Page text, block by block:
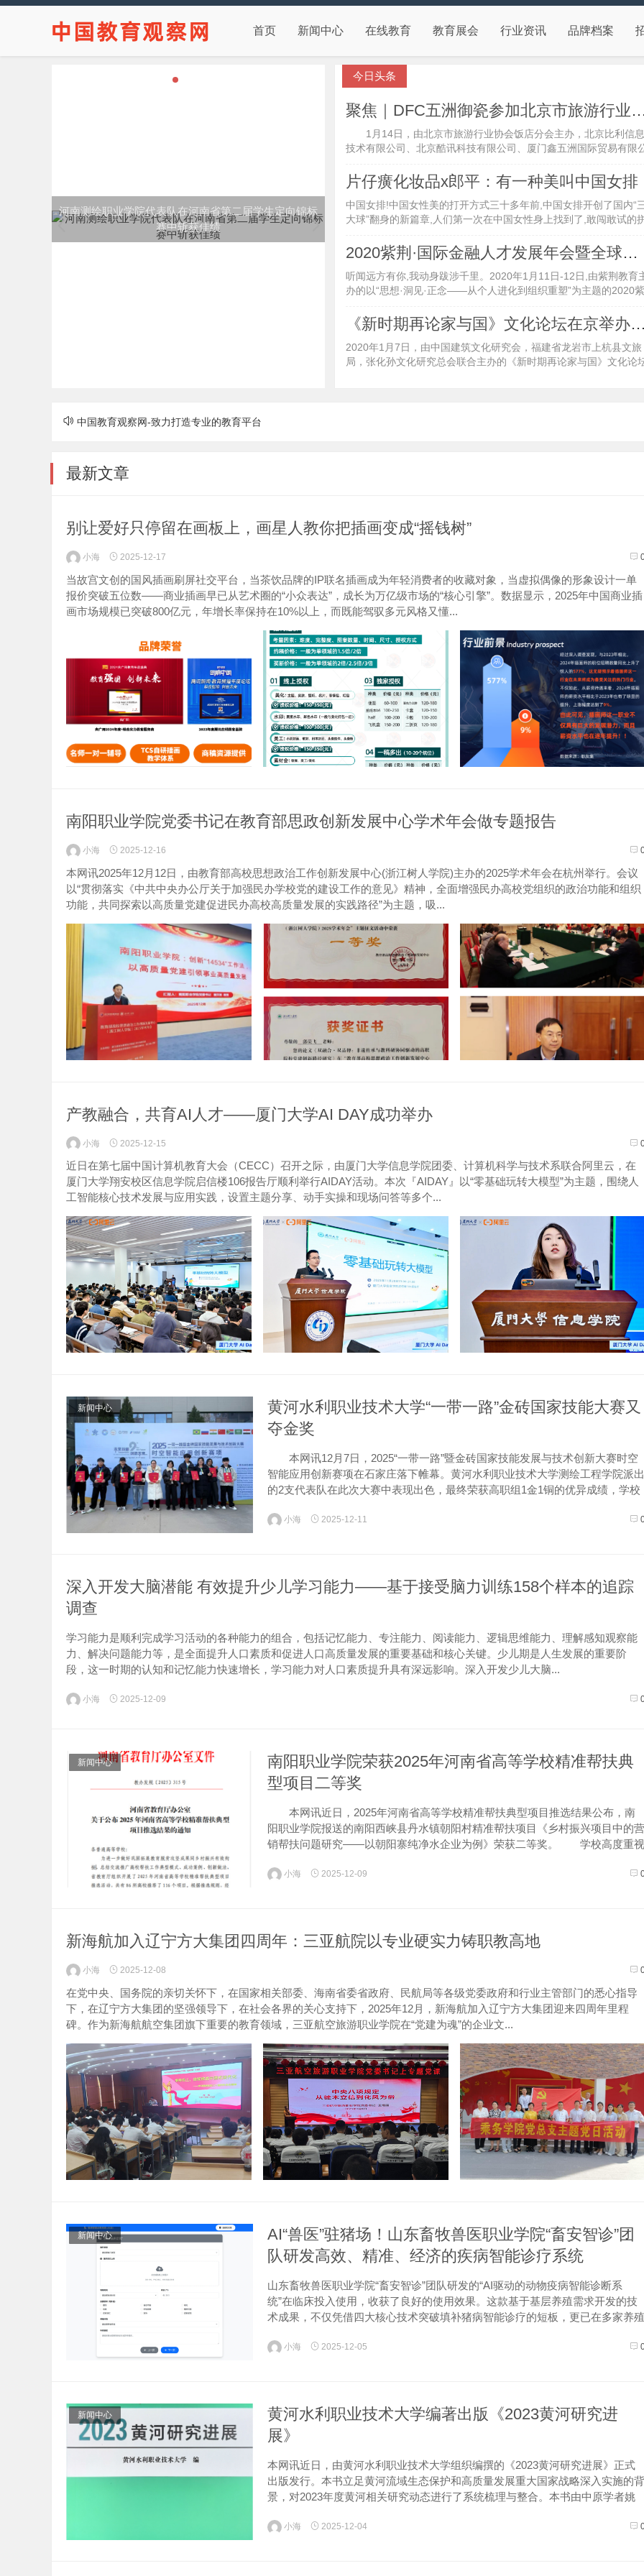
首页 新闻中心 在线教育 教育展会 行业资讯 品牌档案
天作双星，创新赋能，飞利浦双子星商用显示器助力行
业用户数字化转型！
第十届职业院校信息化教学改革与创新发展论坛在河南
新乡举行
今日头条
聚焦｜DFC五洲御瓷参加北京市旅
1月14日，由北京市旅游行业协会饭店分会主办，北京比利信息
技术有限公司、北京酷讯科技有限公司、厦门鑫五洲国际贸易有限
片仔癀化妆品x郎平：有一种美叫中国女排
中国女排!中国女性美的打开方式三十多年前,中国女排开创了国内“
大球”翻身的新篇章,人们第一次在中国女性身上找到了,敢闯敢试的
2020紫荆·国际金融人才发展年会暨全球校友年会圆满举行
听闻远方有你,我动身跋涉千里。2020年1月11日-12日,由紫荆教育
办的以“思想·洞见·正念——从个人进化到组织重塑”为主题的2020紫
《新时期再论家与国》文化论坛在京举办 福
2020年1月7日，由中国建筑文化研究会，福建省龙岩市上杭县文旅
局，张化孙文化研究总会联合主办的《新时期再论家与国》文化论
中国教育观察网-致力打造专业的教育平台
最新文章
别让爱好只停留在画板上，画星人教你把插画变成“摇钱树”
小海 2025-12-17
当故宫文创的国风插画刷屏社交平台，当茶饮品牌的IP联名插画成为年轻消费者的收藏对象，当虚拟偶像的形象设计一单
报价突破五位数——商业插画早已从艺术圈的“小众表达”，成长为万亿级市场的“核心引擎”。数据显示，2025年中国商业插
画市场规模已突破800亿元，年增长率保持在10%以上，而既能驾驭多元风格又懂...
南阳职业学院党委书记在教育部思政创新发展中心学术年会做专题报告
小海 2025-12-16
本网讯2025年12月12日，由教育部高校思想政治工作创新发展中心(浙江树人学院)主办的2025学术年会在杭州举行。会议
以“贯彻落实《中共中央办公厅关于加强民办学校党的建设工作的意见》精神，全面增强民办高校党组织的政治功能和组织
功能，共同探索以高质量党建促进民办高校高质量发展的实践路径”为主题，吸...
产教融合，共育AI人才——厦门大学AI DAY成功举办
小海 2025-12-15
近日在第七届中国计算机教育大会（CECC）召开之际，由厦门大学信息学院团委、计算机科学与技术系联合阿里云，在
厦门大学翔安校区信息学院启信楼106报告厅顺利举行AIDAY活动。本次『AIDAY』以“零基础玩转大模型”为主题，围绕人
工智能核心技术发展与应用实践，设置主题分享、动手实操和现场问答等多个...
黄河水利职业技术大学“一带一路”金砖国家技能大赛又
夺金奖
新闻中心
本网讯12月7日，2025“一带一路”暨金砖国家技能发展与技术创新大赛时空
智能应用创新赛项在石家庄落下帷幕。黄河水利职业技术大学测绘工程学院派出
的2支代表队在此次大赛中表现出色，最终荣获高职组1金1铜的优异成绩，学校
赛事...
小海 2025-12-11
​深入开发大脑潜能 有效提升少儿学习能力——基于接受脑力训练158个样本的追踪
调查
学习能力是顺利完成学习活动的各种能力的组合，包括记忆能力、专注能力、阅读能力、逻辑思维能力、理解感知观察能
力、解决问题能力等，是全面提升人口素质和促进人口高质量发展的重要基础和核心关键。少儿期是人生发展的重要阶
段，这一时期的认知和记忆能力快速增长，学习能力对人口素质提升具有深远影响。深入开发少儿大脑...
小海 2025-12-09
南阳职业学院荣获2025年河南省高等学校精准帮扶典
型项目二等奖
新闻中心
本网讯近日，2025年河南省高等学校精准帮扶典型项目推选结果公布，南
阳职业学院报送的南阳西峡县丹水镇朝阳村精准帮扶项目《乡村振兴项目中的营
销帮扶问题研究——以朝阳寨纯净水企业为例》荣获二等奖。 学校高度重视
化、专业化、可...
小海 2025-12-09
新海航加入辽宁方大集团四周年：三亚航院以专业硬实力铸职教高地
小海 2025-12-08
在党中央、国务院的亲切关怀下，在国家相关部委、海南省委省政府、民航局等各级党委政府和行业主管部门的悉心指导
下，在辽宁方大集团的坚强领导下，在社会各界的关心支持下，2025年12月，新海航加入辽宁方大集团迎来四周年里程
碑。作为新海航航空集团旗下重要的教育领域，三亚航空旅游职业学院在“党建为魂”的企业文...
AI“兽医”驻猪场！山东畜牧兽医职业学院“畜安智诊”团
队研发高效、精准、经济的疾病智能诊疗系统
新闻中心
山东畜牧兽医职业学院“畜安智诊”团队研发的“AI驱动的动物疫病智能诊断系
统”在临床投入使用，收获了良好的使用效果。这款基于基层养殖需求开发的技
术成果，不仅凭借四大核心技术突破填补猪病智能诊疗的短板，更已在多家养殖
方案。01基层...
小海 2025-12-05
黄河水利职业技术大学编著出版《2023黄河研究进
展》
新闻中心
本网讯近日，由黄河水利职业技术大学组织编撰的《2023黄河研究进展》正式
出版发行。本书立足黄河流域生态保护和高质量发展重大国家战略深入实施的背
景，对2023年度黄河相关研究动态进行了系统梳理与整合。本书由中原学者姚
写团队在广泛研...
小海 2025-12-04